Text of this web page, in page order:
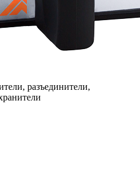
разъединители,